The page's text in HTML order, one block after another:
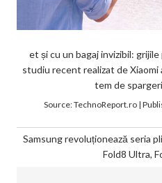
et și cu un bagaj invizibil:
studiu recent realizat de
tem de spargeri
Source:TechnoReport.ro|
Samsung revoluționează seria
Fold8 Ultra,